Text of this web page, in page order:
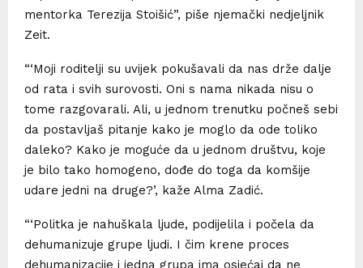
mentorka Terezija Stoišić”, piše njemački nedjeljnik
Zeit.
“‘Moji roditelji su uvijek pokušavali da nas drže dalje
od rata i svih surovosti. Oni s nama nikada nisu o
tome razgovarali. Ali, u jednom trenutku počneš sebi
da postavljaš pitanje kako je moglo da ode toliko
daleko? Kako je moguće da u jednom društvu, koje
je bilo tako homogeno, dođe do toga da komšije
udare jedni na druge?’, kaže Alma Zadić.
“‘Politka je nahuškala ljude, podijelila i počela da
dehumanizuje grupe ljudi. I čim krene proces
dehumanizacije i jedna grupa ima osjećaj da ne